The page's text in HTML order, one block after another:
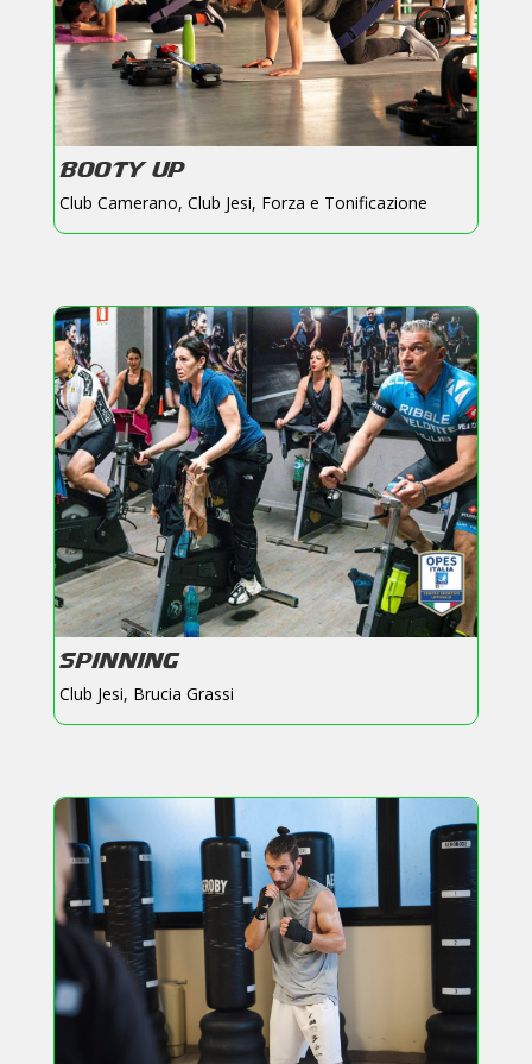
BOOTY UP
Club Camerano, Club Jesi, Forza e Tonificazione
SPINNING
Club Jesi, Brucia Grassi